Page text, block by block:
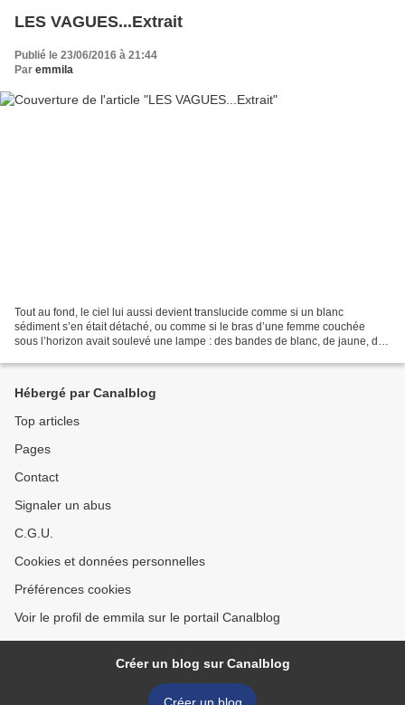
LES VAGUES...Extrait
Publié le 23/06/2016 à 21:44
Par emmila
Tout au fond, le ciel lui aussi devient translucide comme si un blanc
sédiment s’en était détaché, ou comme si le bras d’une femme couchée
sous l’horizon avait soulevé une lampe : des bandes de blanc, de jaune, de
Hébergé par Canalblog
Top articles
Pages
Contact
Signaler un abus
C.G.U.
Cookies et données personnelles
Préférences cookies
Voir le profil de emmila sur le portail Canalblog
Créer un blog sur Canalblog